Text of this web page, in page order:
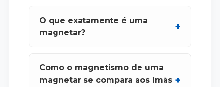
O que exatamente é uma
magnetar?
Como o magnetismo de uma
magnetar se compara aos ímãs